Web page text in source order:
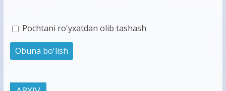
Pochtani ro'yxatdan olib tashash